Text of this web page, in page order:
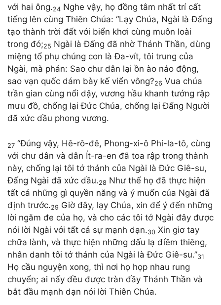
với hai ông.24 Nghe vậy, họ đồng tâm nhất trí cất
tiếng lên cùng Thiên Chúa: “Lạy Chúa, Ngài là Đấng
tạo thành trời đất với biển khơi cùng muôn loài
trong đó;25 Ngài là Đấng đã nhờ Thánh Thần, dùng
miệng tổ phụ chúng con là Đa-vít, tôi trung của
Ngài, mà phán: Sao chư dân lại ồn ào náo động,
sao vạn quốc dám bày kế viển vông?26 Vua chúa
trần gian cùng nổi dậy, vương hầu khanh tướng rập
mưu đồ, chống lại Đức Chúa, chống lại Đấng Người
đã xức dầu phong vương.
27 “Đúng vậy, Hê-rô-đê, Phong-xi-ô Phi-la-tô, cùng
với chư dân và dân Ít-ra-en đã toa rập trong thành
này, chống lại tôi tớ thánh của Ngài là Đức Giê-su,
Đấng Ngài đã xức dầu.28 Như thế họ đã thực hiện
tất cả những gì quyền năng và ý muốn của Ngài đã
định trước.29 Giờ đây, lạy Chúa, xin để ý đến những
lời ngăm đe của họ, và cho các tôi tớ Ngài đây được
nói lời Ngài với tất cả sự mạnh dạn.30 Xin giơ tay
chữa lành, và thực hiện những dấu lạ điềm thiêng,
nhân danh tôi tớ thánh của Ngài là Đức Giê-su.”31
Họ cầu nguyện xong, thì nơi họ họp nhau rung
chuyển; ai nấy đều được tràn đầy Thánh Thần và
bắt đầu mạnh dạn nói lời Thiên Chúa.